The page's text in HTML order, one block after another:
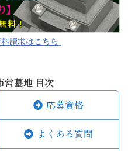
請求はこちら
墓地 目次
応募資格
よくある質問